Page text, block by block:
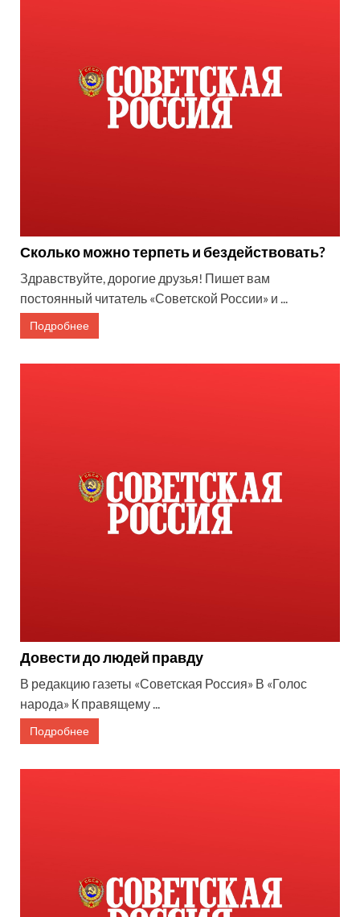
Сколько можно терпеть и бездействовать?
Здравствуйте, дорогие друзья! Пишет вам
постоянный читатель «Советской России» и ...
Подробнее
Довести до людей правду
В редакцию газеты «Советская Россия» В «Голос
народа» К правящему ...
Подробнее